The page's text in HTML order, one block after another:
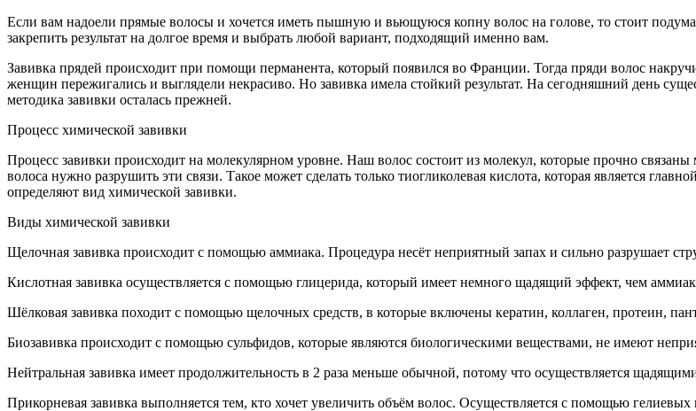
Если вам надоели прямые волосы и хочется иметь пышную и вьющуюся копну волос на голове, то стоит
закрепить результат на долгое время и выбрать любой вариант, подходящий именно вам.
Завивка прядей происходит при помощи перманента, который появился во Франции. Тогда пряди волос
женщин пережигались и выглядели некрасиво. Но завивка имела стойкий результат. На сегодняшний день
методика завивки осталась прежней.
Процесс химической завивки
Процесс завивки происходит на молекулярном уровне. Наш волос состоит из молекул, которые прочно
волоса нужно разрушить эти связи. Такое может сделать только тиогликолевая кислота, которая является
определяют вид химической завивки.
Виды химической завивки
Щелочная завивка происходит с помощью аммиака. Процедура несёт неприятный запах и сильно разрушает
Кислотная завивка осуществляется с помощью глицерида, который имеет немного щадящий эффект, чем
Шёлковая завивка походит с помощью щелочных средств, в которые включены кератин, коллаген, протеин,
Биозавивка происходит с помощью сульфидов, которые являются биологическими веществами, не имеют
Нейтральная завивка имеет продолжительность в 2 раза меньше обычной, потому что осуществляется
Прикорневая завивка выполняется тем, кто хочет увеличить объём волос. Осуществляется с помощью гелиевых